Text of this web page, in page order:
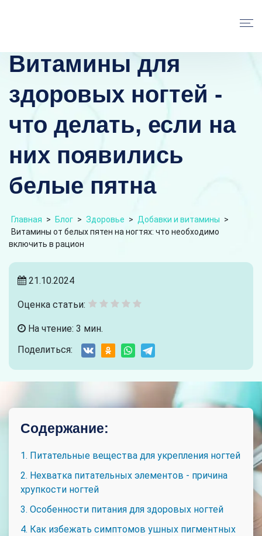
Витамины для
здоровых ногтей -
что делать, если на
них появились
белые пятна
Главная > Блог > Здоровье > Добавки и витамины >
Витамины от белых пятен на ногтях: что необходимо
включить в рацион
21.10.2024
Оценка статьи:
На чтение: 3 мин.
Поделиться:
Содержание:
1. Питательные вещества для укрепления ногтей
2. Нехватка питательных элементов - причина
хрупкости ногтей
3. Особенности питания для здоровых ногтей
4. Как избежать симптомов ушных пигментных